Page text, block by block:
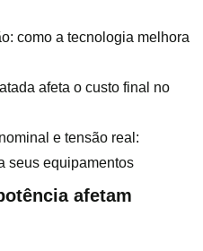
como a tecnologia melhora
afeta o custo final no
e tensão real:
seus equipamentos
afetam